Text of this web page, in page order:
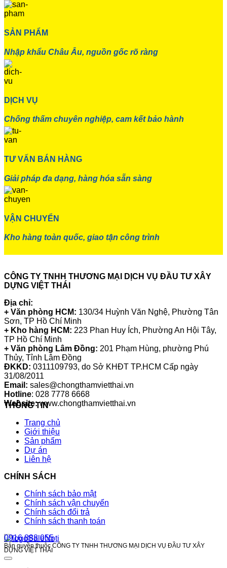
SẢN PHẨM
Nhập khẩu Châu Âu, nguồn gốc rõ ràng
DỊCH VỤ
Chống thấm chuyên nghiệp, cam kết bảo hành
TƯ VẤN BÁN HÀNG
Giải pháp đa dạng, hàng hóa sẵn sàng
VẬN CHUYỂN
Kho hàng toàn quốc, giao tận công trình
CÔNG TY TNHH THƯƠNG MẠI DỊCH VỤ ĐẦU TƯ XÂY
DỰNG VIỆT THÁI
Địa chỉ:
+ Văn phòng HCM: 130/34 Huỳnh Văn Nghệ, Phường Tân
Sơn, TP Hồ Chí Minh
+ Kho hàng HCM: 223 Phan Huy Ích, Phường An Hội Tây,
TP Hồ Chí Minh
+ Văn phòng Lâm Đồng: 201 Phạm Hùng, phường Phú
Thủy, Tỉnh Lâm Đồng
ĐKKD: 0311109793, do Sở KHĐT TP.HCM Cấp ngày
31/08/2011
Email: sales@chongthamvietthai.vn
Hotline: 028 7778 6668
Website:www.chongthamvietthai.vn
THÔNG TIN
Trang chủ
Giới thiệu
Sản phẩm
Dự án
Liên hệ
CHÍNH SÁCH
Chính sách bảo mật
Chính sách vận chuyển
Chính sách đổi trả
Chính sách thanh toán
0916 888 055
Bản quyền thuộc CÔNG TY TNHH THƯƠNG MẠI DỊCH VỤ ĐẦU TƯ XÂY
DỰNG VIỆT THÁI